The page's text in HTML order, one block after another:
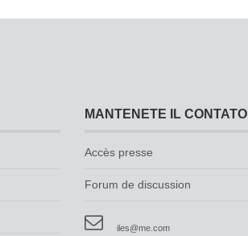
MANTENETE IL CONTATO
Accès presse
Forum de discussion
iles@me.com